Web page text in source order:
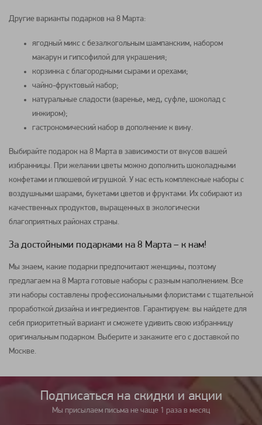
Другие варианты подарков на 8 Марта:
ягодный микс с безалкогольным шампанским, набором
макарун и гипсофилой для украшения;
корзинка с благородными сырами и орехами;
чайно-фруктовый набор;
натуральные сладости (варенье, мед, суфле, шоколад с
инжиром);
гастрономический набор в дополнение к вину.
Выбирайте подарок на 8 Марта в зависимости от вкусов вашей
избранницы. При желании цветы можно дополнить шоколадными
конфетами и плюшевой игрушкой. У нас есть комплексные наборы с
воздушными шарами, букетами цветов и фруктами. Их собирают из
качественных продуктов, выращенных в экологически
благоприятных районах страны.
За достойными подарками на 8 Марта – к нам!
Мы знаем, какие подарки предпочитают женщины, поэтому
предлагаем на 8 Марта готовые наборы с разным наполнением. Все
эти наборы составлены профессиональными флористами с тщательной
проработкой дизайна и ингредиентов. Гарантируем: вы найдете для
себя приоритетный вариант и сможете удивить свою избранницу
оригинальным подарком. Выберите и закажите его с доставкой по
Москве.
Подписаться на cкидки и акции
Мы присылаем письма не чаще 1 раза в месяц